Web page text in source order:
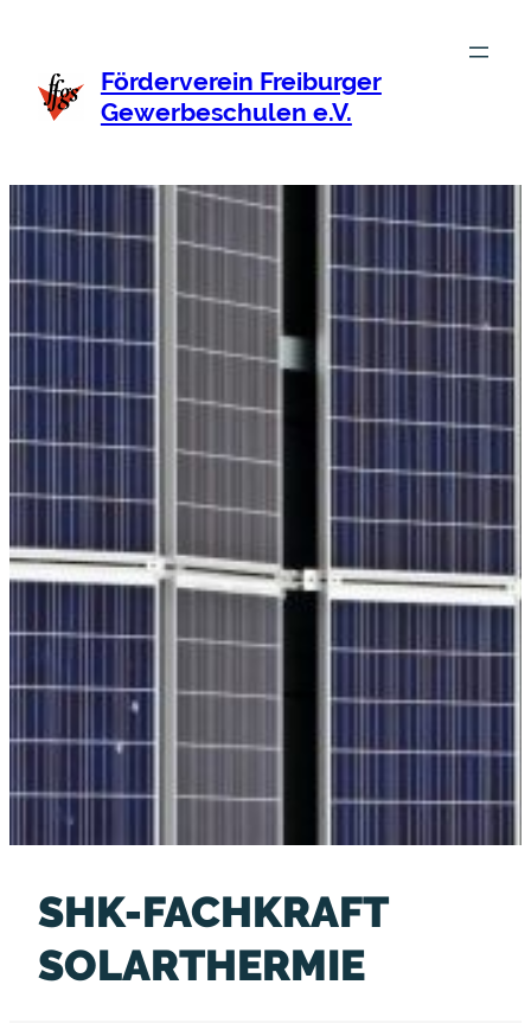
Förderverein Freiburger
Gewerbeschulen e.V.
SHK-FACHKRAFT
SOLARTHERMIE